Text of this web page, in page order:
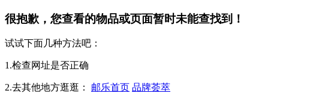
很抱歉，您查看的物品或页面暂时未能查找到！
试试下面几种方法吧：
1.检查网址是否正确
2.去其他地方逛逛： 邮乐首页 品牌荟萃